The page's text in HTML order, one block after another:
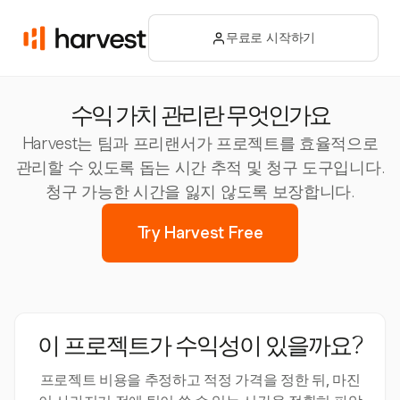
무료로 시작하기
수익 가치 관리란 무엇인가요
Harvest는 팀과 프리랜서가 프로젝트를 효율적으로
관리할 수 있도록 돕는 시간 추적 및 청구 도구입니다.
청구 가능한 시간을 잃지 않도록 보장합니다.
Try Harvest Free
이 프로젝트가 수익성이 있을까요?
프로젝트 비용을 추정하고 적정 가격을 정한 뒤, 마진